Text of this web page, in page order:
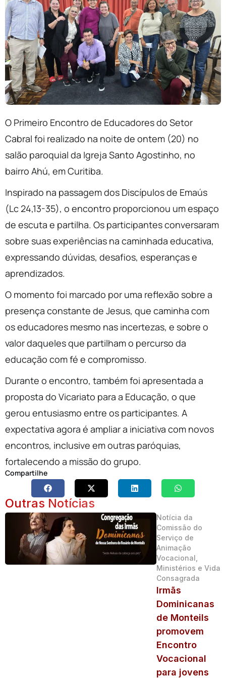
O Primeiro Encontro de Educadores do Setor
Cabral foi realizado na noite de ontem (20) no
salão paroquial da Igreja Santo Agostinho, no
bairro Ahú, em Curitiba.
Inspirado na passagem dos Discípulos de Emaús
(Lc 24,13-35), o encontro proporcionou um espaço
de escuta e partilha. Os participantes conversaram
sobre suas experiências na caminhada educativa,
expressando dúvidas, desafios, esperanças e
aprendizados.
O momento foi marcado por uma reflexão sobre a
presença constante de Jesus, que caminha com
os educadores mesmo nas incertezas, e sobre o
valor daqueles que partilham o percurso da
educação com fé e compromisso.
Durante o encontro, também foi apresentada a
proposta do Vicariato para a Educação, o que
gerou entusiasmo entre os participantes. A
expectativa agora é ampliar a iniciativa com novos
encontros, inclusive em outras paróquias,
fortalecendo a missão do grupo.
Compartilhe
Outras Notícias
Notícia da
Comissão do
Serviço de
Animação
Vocacional,
Ministérios e Vida
Consagrada
Irmãs
Dominicanas
de Monteils
promovem
Encontro
Vocacional
para jovens